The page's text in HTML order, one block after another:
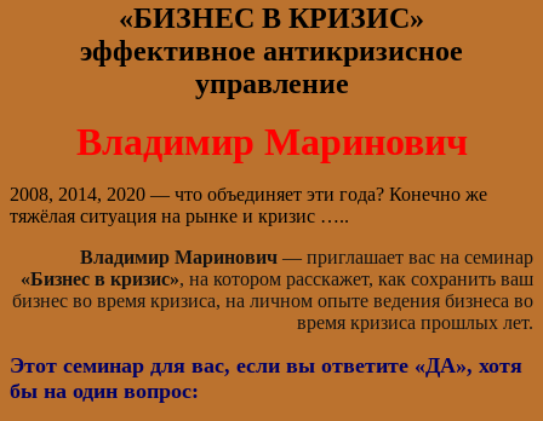
«БИЗНЕС В КРИЗИС»
эффективное антикризисное
управление
Владимир Маринович
2008, 2014, 2020 — что объединяет эти года? Конечно же
тяжёлая ситуация на рынке и кризис …..
Владимир Маринович — приглашает вас на семинар
«Бизнес в кризис», на котором расскажет, как сохранить ваш
бизнес во время кризиса, на личном опыте ведения бизнеса во
время кризиса прошлых лет.
Этот семинар для вас, если вы ответите «ДА», хотя
бы на один вопрос: